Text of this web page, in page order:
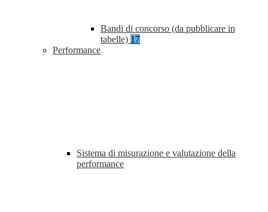
Bandi di concorso (da pubblicare in
tabelle) 17
Performance
Sistema di misurazione e valutazione della
performance